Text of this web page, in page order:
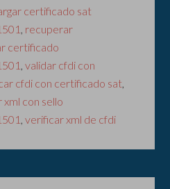
certificado sat
, recuperar
certificado
,validar cfdi con
cfdi con certificado sat,
con sello
,verificar xml de cfdi